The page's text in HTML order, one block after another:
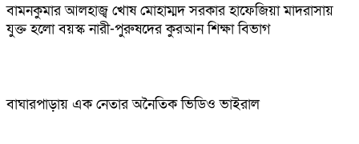
বামনকুমার আলহাজ্ব খোষ মোহাম্মদ সরকার হাফেজিয়া মাদরাসায়
যুক্ত হলো বয়স্ক নারী-পুরুষদের কুরআন শিক্ষা বিভাগ
বাঘারপাড়ায় এক নেতার অনৈতিক ভিডিও ভাইরাল